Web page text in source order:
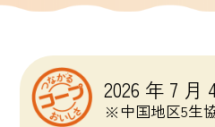
2026 年 7 月
※中国地区5生